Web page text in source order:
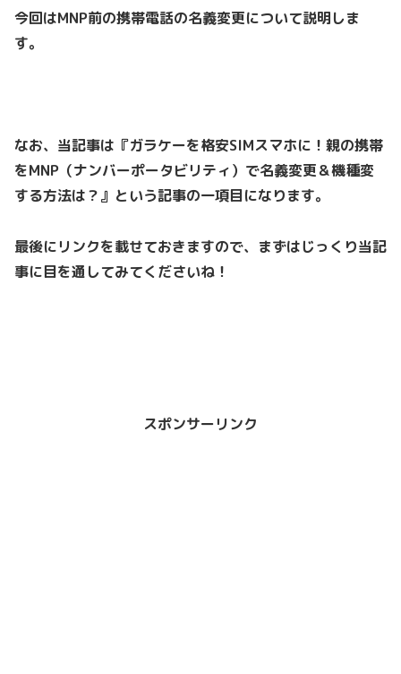
今回はMNP前の携帯電話の名義変更について説明しま
す。
なお、当記事は『ガラケーを格安SIMスマホに！親の携帯
をMNP（ナンバーポータビリティ）で名義変更＆機種変
する方法は？』という記事の一項目になります。
最後にリンクを載せておきますので、まずはじっくり当記
事に目を通してみてくださいね！
スポンサーリンク